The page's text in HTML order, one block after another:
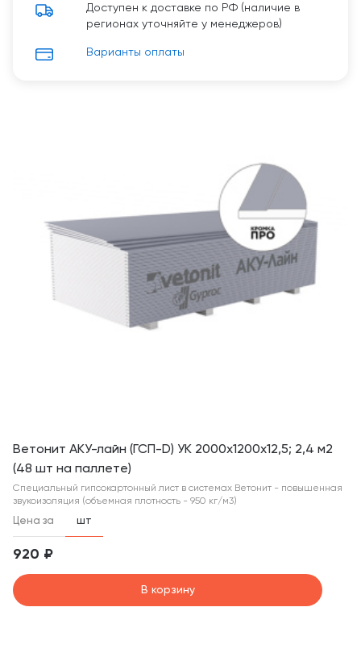
Доступен к доставке по РФ (наличие в
регионах уточняйте у менеджеров)
Варианты оплаты
Ветонит АКУ-лайн (ГСП-D) УК 2000х1200х12,5; 2,4 м2
(48 шт на паллете)
Специальный гипсокартонный лист в системах Ветонит - повышенная
звукоизоляция (объемная плотность - 950 кг/м3)
Цена за шт
920 ₽
В корзину